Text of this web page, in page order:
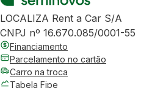
LOCALIZA Rent a Car S/A
CNPJ nº 16.670.085/0001-55
Financiamento
Parcelamento no cartão
Carro na troca
Tabela Fipe